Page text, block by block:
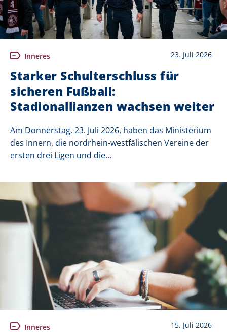
Inneres 23. Juli 2026
Starker Schulterschluss für
sicheren Fußball:
Stadionallianzen wachsen weiter
Am Donnerstag, 23. Juli 2026, haben das Ministerium
des Innern, die nordrhein-westfälischen Vereine der
ersten drei Ligen und die...
Inneres 15. Juli 2026